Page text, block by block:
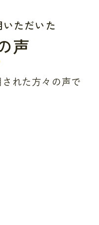
ただいた
声
れた方々の声で